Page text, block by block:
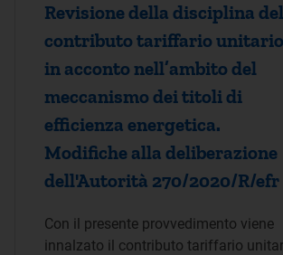
Revisione della disciplina del
contributo tariffario unitario
in acconto nell’ambito del
meccanismo dei titoli di
efficienza energetica.
Modifiche alla deliberazione
dell'Autorità 270/2020/R/efr
Con il presente provvedimento viene
innalzato il contributo tariffario